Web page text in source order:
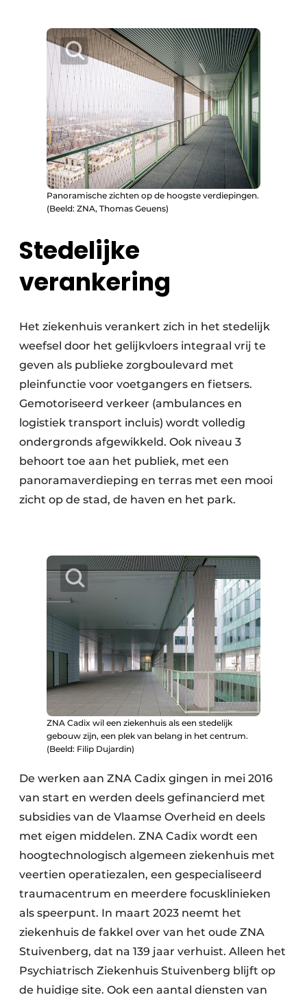
Panoramische zichten op de hoogste verdiepingen.
(Beeld: ZNA, Thomas Geuens)
Stedelijke
verankering
Het ziekenhuis verankert zich in het stedelijk
weefsel door het gelijkvloers integraal vrij te
geven als publieke zorgboulevard met
pleinfunctie voor voetgangers en fietsers.
Gemotoriseerd verkeer (ambulances en
logistiek transport incluis) wordt volledig
ondergronds afgewikkeld. Ook niveau 3
behoort toe aan het publiek, met een
panoramaverdieping en terras met een mooi
zicht op de stad, de haven en het park.
ZNA Cadix wil een ziekenhuis als een stedelijk
gebouw zijn, een plek van belang in het centrum.
(Beeld: Filip Dujardin)
De werken aan ZNA Cadix gingen in mei 2016
van start en werden deels gefinancierd met
subsidies van de Vlaamse Overheid en deels
met eigen middelen. ZNA Cadix wordt een
hoogtechnologisch algemeen ziekenhuis met
veertien operatiezalen, een gespecialiseerd
traumacentrum en meerdere focusklinieken
als speerpunt. In maart 2023 neemt het
ziekenhuis de fakkel over van het oude ZNA
Stuivenberg, dat na 139 jaar verhuist. Alleen het
Psychiatrisch Ziekenhuis Stuivenberg blijft op
de huidige site. Ook een aantal diensten van